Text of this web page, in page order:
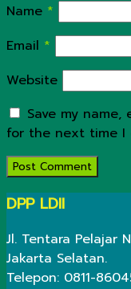
Name *
Email *
Website
Save my
for the next time I
DPP LDII
Jl. Tentara Pelajar
Jakarta Selatan.
Telepon: 0811-